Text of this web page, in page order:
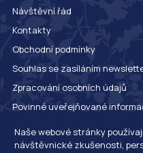
Naše webové stránky
návštěvnické zkušenosti,
Návštěvní řád
Kontakty
Obchodní podmínky
Souhlas se zasíláním
Zpracování osobních údajů
Povinné uveřejňované
Whistleblowing